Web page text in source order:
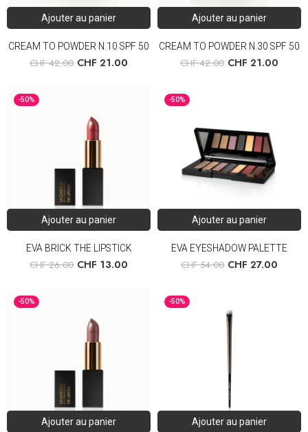
Ajouter au panier
CREAM TO POWDER N.10 SPF 50
CHF42.00 CHF 21.00
Ajouter au panier
CREAM TO POWDER N.30 SPF 50
CHF42.00 CHF 21.00
-50%
Ajouter au panier
EVA BRICK THE LIPSTICK
CHF26.00 CHF 13.00
-50%
Ajouter au panier
EVA EYESHADOW PALETTE
CHF54.00 CHF 27.00
-50%
Ajouter au panier
-50%
Ajouter au panier